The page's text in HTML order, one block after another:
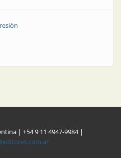
| +54 9 11 4947-9984 |